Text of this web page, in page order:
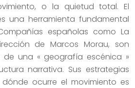
o la quietud total. El
una herramienta fundamental
españolas como La
de Marcos Morau, son
de una « geografía escénica »
narrativa. Sus estrategias
ocurre el movimiento es